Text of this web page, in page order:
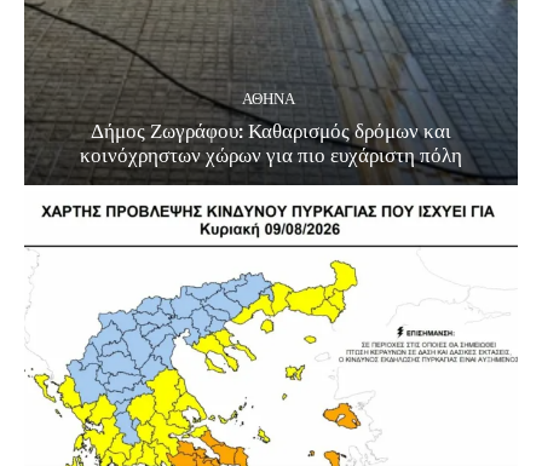
ΑΘΗΝΑ
Δήμος Ζωγράφου: Καθαρισμός δρόμων και
κοινόχρηστων χώρων για πιο ευχάριστη πόλη